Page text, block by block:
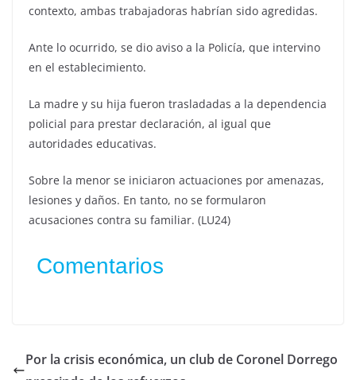
contexto, ambas trabajadoras habrían sido agredidas.
Ante lo ocurrido, se dio aviso a la Policía, que intervino
en el establecimiento.
La madre y su hija fueron trasladadas a la dependencia
policial para prestar declaración, al igual que
autoridades educativas.
Sobre la menor se iniciaron actuaciones por amenazas,
lesiones y daños. En tanto, no se formularon
acusaciones contra su familiar. (LU24)
Comentarios
Por la crisis económica, un club de Coronel Dorrego